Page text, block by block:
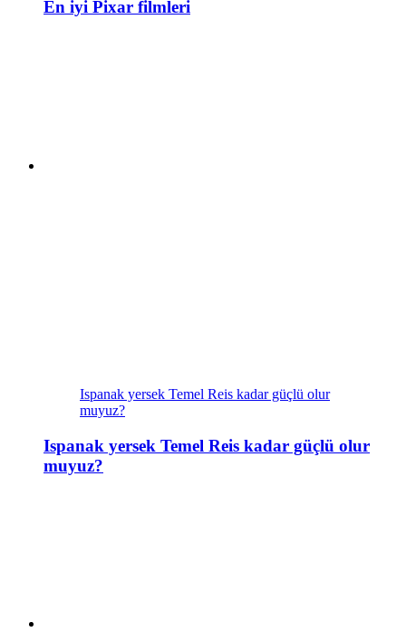
En iyi Pixar filmleri
Ispanak yersek Temel Reis kadar güçlü olur
muyuz?
Ispanak yersek Temel Reis kadar güçlü olur
muyuz?